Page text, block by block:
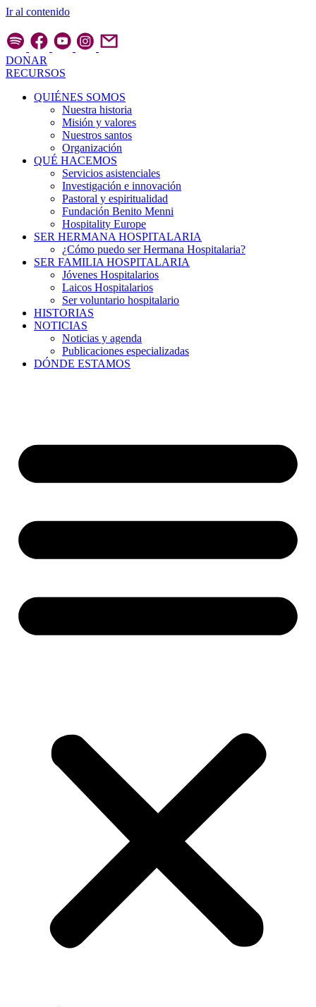
Ir al contenido
DONAR
RECURSOS
QUIÉNES SOMOS
Nuestra historia
Misión y valores
Nuestros santos
Organización
QUÉ HACEMOS
Servicios asistenciales
Investigación e innovación
Pastoral y espiritualidad
Fundación Benito Menni
Hospitality Europe
SER HERMANA HOSPITALARIA
¿Cómo puedo ser Hermana Hospitalaria?
SER FAMILIA HOSPITALARIA
Jóvenes Hospitalarios
Laicos Hospitalarios
Ser voluntario hospitalario
HISTORIAS
NOTICIAS
Noticias y agenda
Publicaciones especializadas
DÓNDE ESTAMOS